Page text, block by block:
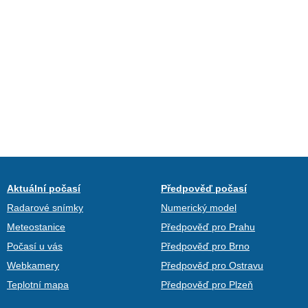
Aktuální počasí
Radarové snímky
Meteostanice
Počasí u vás
Webkamery
Teplotní mapa
Předpověď počasí
Numerický model
Předpověď pro Prahu
Předpověď pro Brno
Předpověď pro Ostravu
Předpověď pro Plzeň